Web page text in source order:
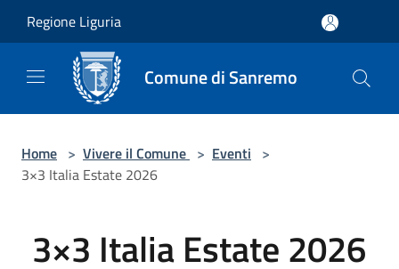
Regione Liguria
Comune di Sanremo
Home > Vivere il Comune > Eventi >
3×3 Italia Estate 2026
3×3 Italia Estate 2026